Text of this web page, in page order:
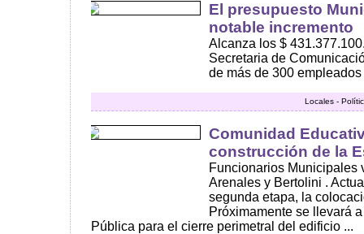
El presupuesto
notable incremento
Alcanza los $
Secretaria de
de más de 300
Locales -
Comunidad
construcción de la
Funcionarios Municipales
Arenales y Bertolini .
segunda etapa, la
Próximamente se llevará
Pública para el cierre perimetral del edificio ...